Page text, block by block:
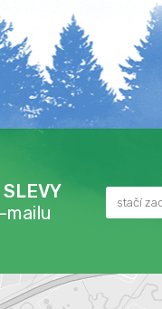
mailu